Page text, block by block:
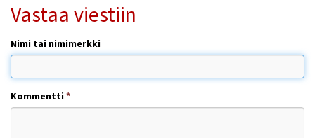
Vastaa viestiin
Nimi tai nimimerkki
Kommentti*